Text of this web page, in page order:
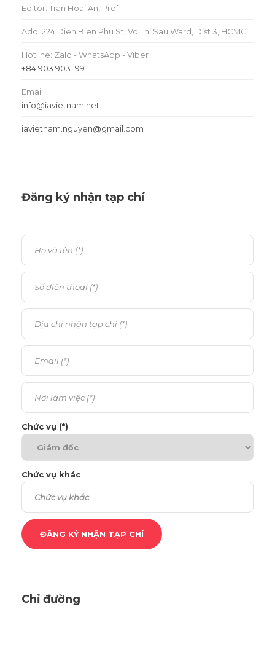
Editor: Tran Hoai An, Prof
Add: 224 Dien Bien Phu St, Vo Thi Sau Ward, Dist 3, HCMC
Hotline: Zalo - WhatsApp - Viber
+84 903 903 199
Email:
info@iavietnam.net
iavietnam.nguyen@gmail.com
Đăng ký nhận tạp chí
Chức vụ (*)
Chức vụ khác
Chỉ đường